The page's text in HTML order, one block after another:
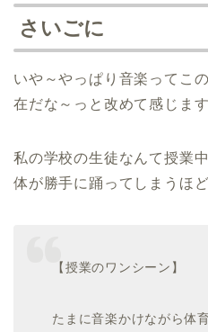
さいごに
いや～やっぱり音楽ってこ
在だな～っと改めて感じます
私の学校の生徒なんて授業
体が勝手に踊ってしまうほ
【授業のワンシーン】
たまに音楽かけながら体